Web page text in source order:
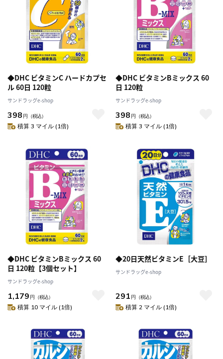
◆DHC ビタミンC ハードカプセ
ル 60日 120粒
サンドラッグe-shop
398 円 （税込）
積算 3 マイル (1倍)
◆DHC ビタミンBミックス 60
日 120粒
サンドラッグe-shop
398 円 （税込）
積算 3 マイル (1倍)
◆DHC ビタミンBミックス 60
日 120粒【3個セット】
サンドラッグe-shop
1,179 円 （税込）
積算 10 マイル (1倍)
◆20日天然ビタミンE［大豆］
サンドラッグe-shop
291 円 （税込）
積算 2 マイル (1倍)